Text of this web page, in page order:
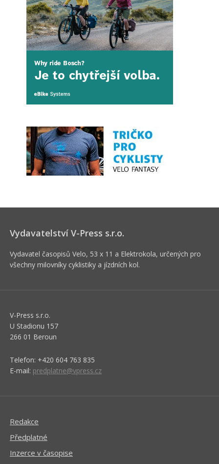
Vydavatelství V-Press s.r.o.
Vydavatel časopisů Velo, 53 x 11 a Elektrokola, určených pro
všechny milovníky cyklistiky a jízdních kol.
V-Press s.r.o.
U Stadionu 157
266 01 Beroun
Telefon: +420 604 763 835
E-mail: predplatne@vpress.cz
Redakce
Předplatné
Inzerce v časopise